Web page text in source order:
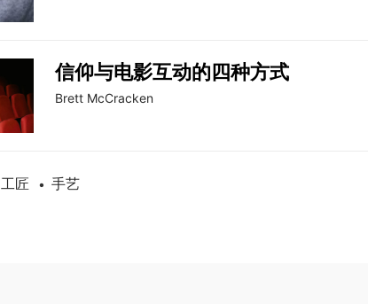
信仰与电影互动的四种方式
Brett McCracken
工匠 • 手艺